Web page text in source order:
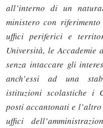
all’interno di un
ministero con
uffici periferici e
Università, le
senza intaccare gli
anch’essi ad una
istituzioni scolastiche i
posti accantonati e
uffici